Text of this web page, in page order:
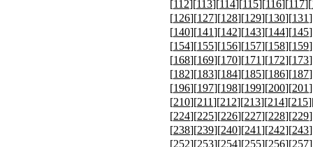
[112][113][114][115][116][117][
[126][127][128][129][130][131
[140][141][142][143][144][145
[154][155][156][157][158][159
[168][169][170][171][172][173
[182][183][184][185][186][187
[196][197][198][199][200][201
[210][211][212][213][214][215
[224][225][226][227][228][229
[238][239][240][241][242][243
[252][253][254][255][256][257